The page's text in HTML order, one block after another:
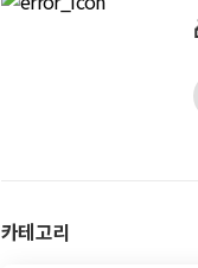
카테고리